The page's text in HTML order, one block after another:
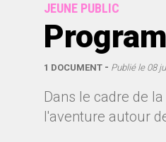
JEUNE PUBLIC
1 DOCUMENT Publié le08
Dans le cadre de
l'aventure autour